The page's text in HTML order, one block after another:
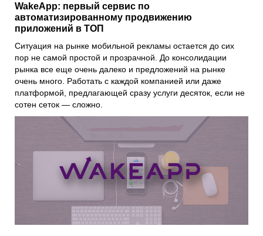
WakeApp: первый сервис по
автоматизированному продвижению
приложений в ТОП
Ситуация на рынке мобильной рекламы остается до сих
пор не самой простой и прозрачной. До консолидации
рынка все еще очень далеко и предложений на рынке
очень много. Работать с каждой компанией или даже
платформой, предлагающей сразу услуги десяток, если не
сотен сеток — сложно.